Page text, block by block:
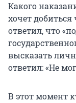
Какого
хочет
ответил, что
высказать
ответил: «Не
В этот момент